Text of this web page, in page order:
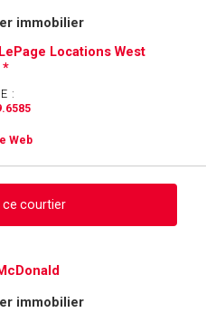
immobilier
Locations West
*
:
Web
courtier
cette inscription
immobilier